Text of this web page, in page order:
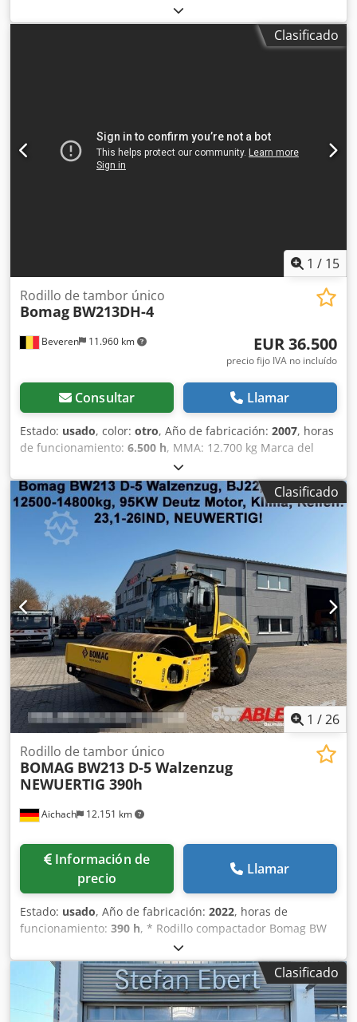
motor: Deutz Marcado CE: sí Número de serie:
101583141318 ¡Máquinas en venta! Consulte nuestro sitio
web para ver una variedad de máquinas listas para la
Contáctenos y se las enviaremos de inmediato. Le
atendemos en holandés, inglés, francés, alemán, español y
ruso. Descubra nuestra amplia gama de máquinas fiables.
Clasificado
1 / 15
Beveren 11.960 km
Rodillo de tambor único
Bomag BW213DH-4
EUR 36.500
precio fijo IVA no incluído
Consultar Llamar
Estado: usado, color: otro, Año de fabricación: 2007, horas
de funcionamiento: 6.500 h, MMA: 12.700 kg Marca del
motor: Deutz Marcado CE: sí Número de serie:
101582511260 ¡Máquinas en venta! Visite nuestra web
para ver una amplia variedad de máquinas listas para la
venta. Disponemos de más opciones de las que aparecen
online, así que no dude en llamarnos o enviarnos un
correo en cualquier momento. Todas nuestras máquinas
están totalmente revisadas y comprobadas para su
fiabilidad. ¿Necesita fotos? Contáctenos y se las
enviaremos de inmediato. Credpfxoy R Uwrs Af Ajf Le
atendemos en neerlandés, inglés, francés, alemán,
español y ruso. Descubra nuestra amplia gama de
máquinas fiables.
Clasificado
1 /26
Aichach 12.151 km
Rodillo de tambor único
BOMAG BW213 D-5 Walzenzug
NEWUERTIG 390h
Información de
precio
Llamar
Estado: usado, Año de fabricación: 2022, horas de
funcionamiento: 390 h, * Rodillo compactador Bomag BW
213 D-5 * Año: 2022 * 390 horas * Euro 5 * 12.500–14.800
kg * Motor Deutz de 95 kW Cjdoyr U Tnepfx Af Aorf * Aire
acondicionado * Neumáticos: 23,1-26IND * ¡COMO NUEVO!
Clasificado